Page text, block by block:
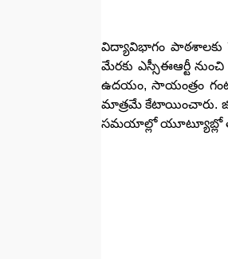
విద్యావిభాగం పాఠశాలకు
మేరకు ఎస్సీఈఆర్టీ
ఉదయం, సాయంత్రం గంట
మాత్రమే కేటాయించారు.
సమయాల్లో యూట్యూబ్లో